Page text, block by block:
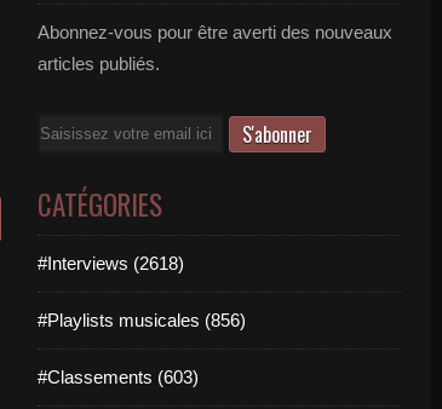
Abonnez-vous pour être averti des nouveaux
articles publiés.
Email
CATÉGORIES
#Interviews (2618)
#Playlists musicales (856)
#Classements (603)